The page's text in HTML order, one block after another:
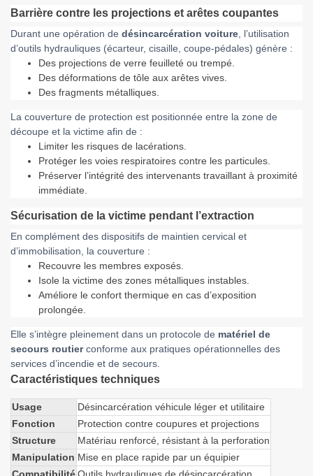
Barrière contre les projections et arêtes coupantes
Durant une opération de désincarcération voiture , l’utilisation
d’outils hydrauliques (écarteur, cisaille, coupe-pédales) génère :
Des projections de verre feuilleté ou trempé.
Des déformations de tôle aux arêtes vives.
Des fragments métalliques.
La couverture de protection est positionnée entre la zone de
découpe et la victime afin de :
Limiter les risques de lacérations.
Protéger les voies respiratoires contre les particules.
Préserver l’intégrité des intervenants travaillant à proximité
immédiate.
Sécurisation de la victime pendant l’extraction
En complément des dispositifs de maintien cervical et
d’immobilisation, la couverture :
Recouvre les membres exposés.
Isole la victime des zones métalliques instables.
Améliore le confort thermique en cas d’exposition
prolongée.
Elle s’intègre pleinement dans un protocole de matériel de
secours routierconforme aux pratiques opérationnelles des
services d’incendie et de secours.
Caractéristiques techniques
Usage
Désincarcération véhicule léger et utilitaire
Fonction
Protection contre coupures et projections
Structure
Matériau renforcé, résistant à la perforation
Manipulation Mise en place rapide par un équipier